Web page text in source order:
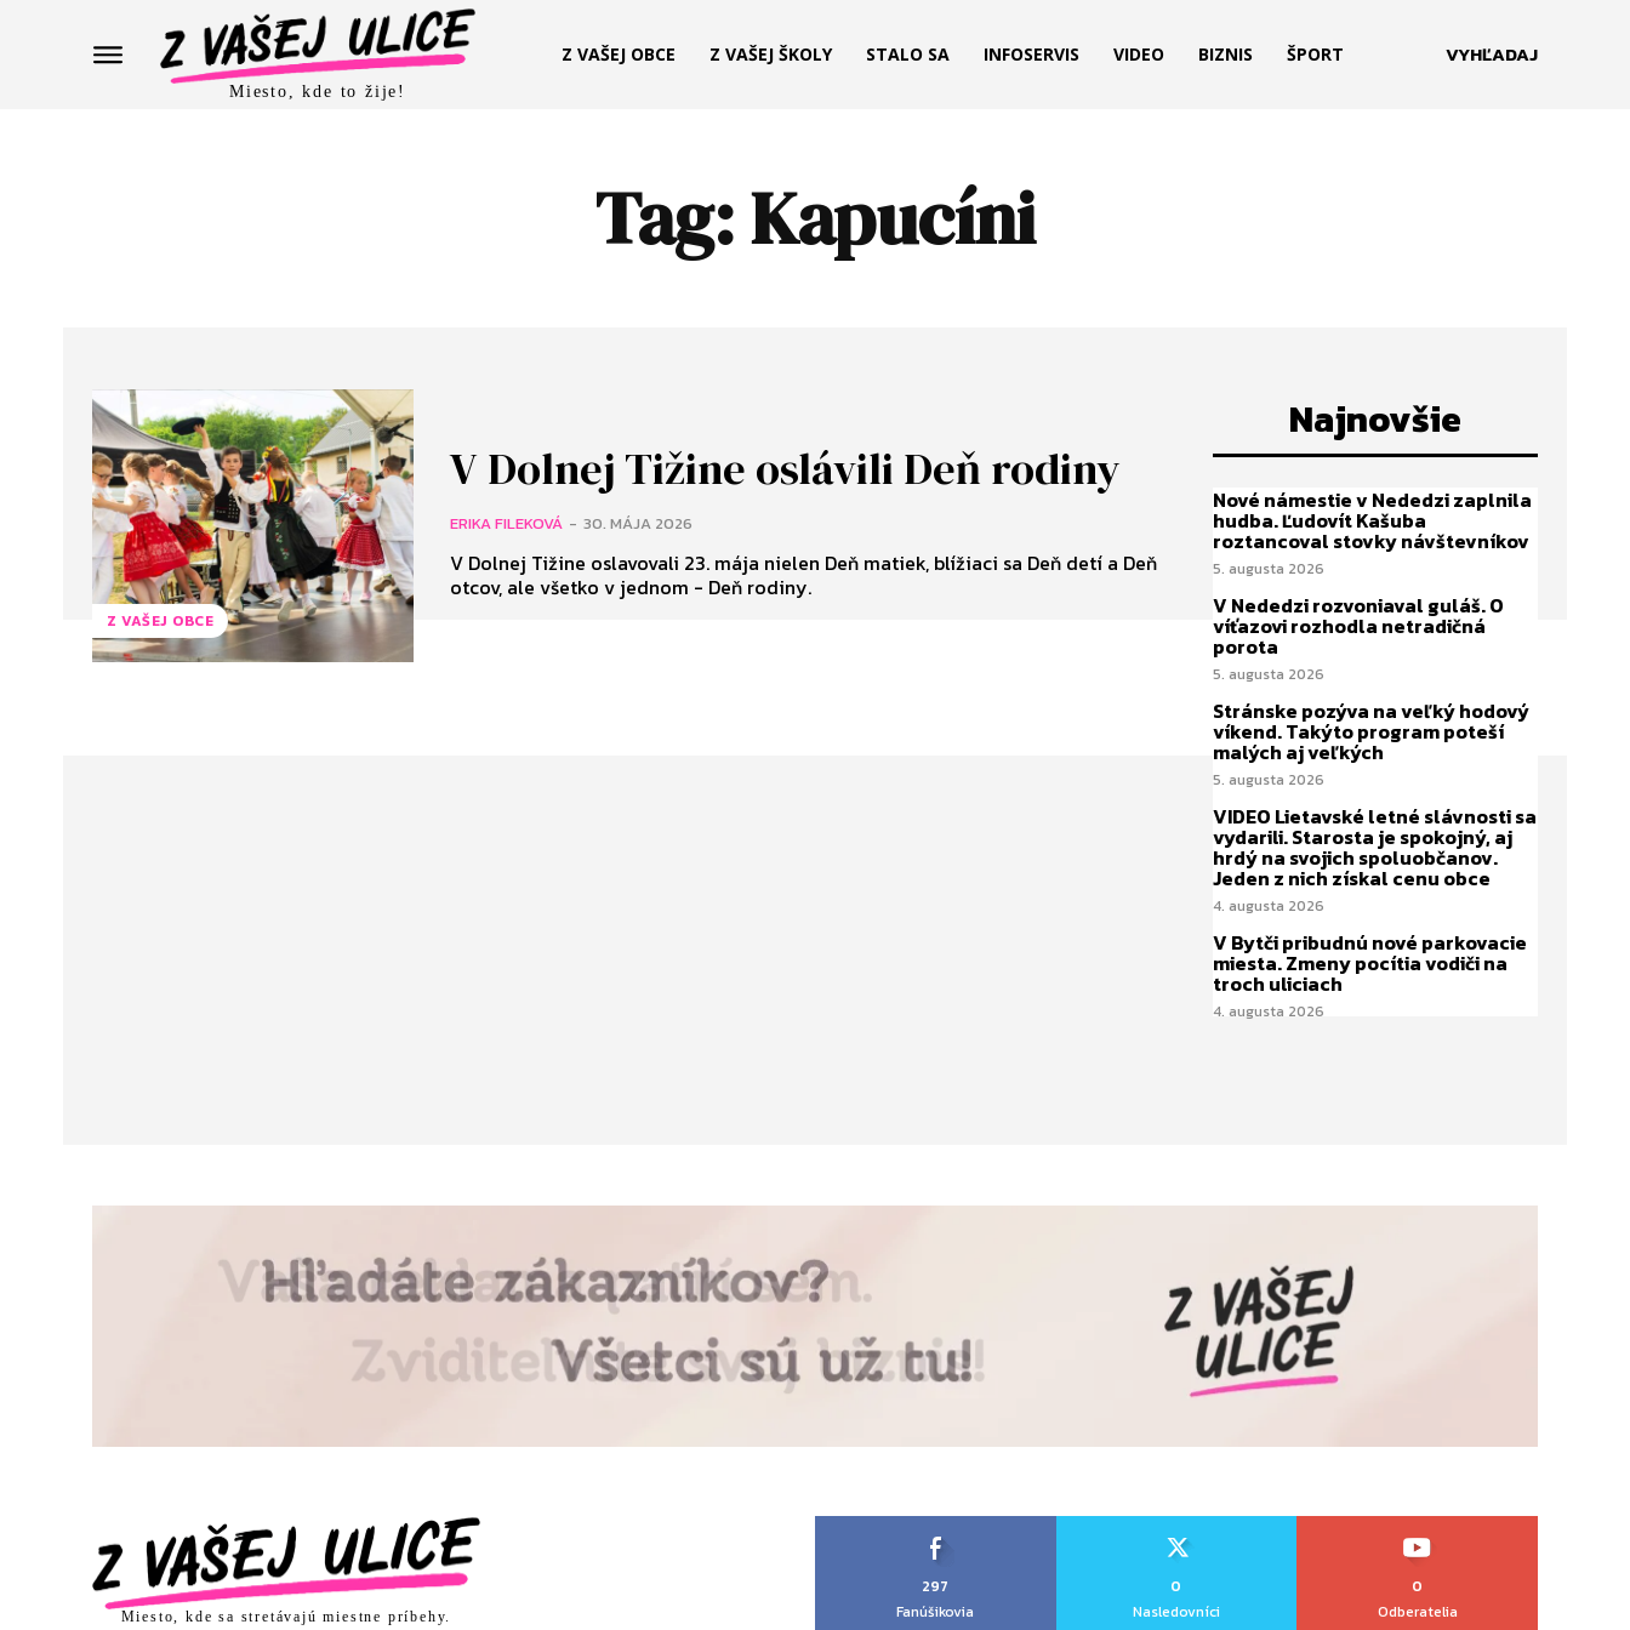
Miesto, kde to žije!
Z VAŠEJ OBCE Z VAŠEJ ŠKOLY STALO SA INFOSERVIS VIDEO BIZNIS ŠPORT VYHĽADAJ
Tag:Kapucíni
Z VAŠEJ OBCE
V Dolnej Tižine oslávili Deň rodiny
ERIKA FILEKOVÁ - 30. MÁJA 2026
V Dolnej Tižine oslavovali 23. mája nielen Deň matiek, blížiaci sa Deň detí a Deň
otcov, ale všetko v jednom - Deň rodiny.
Najnovšie
Nové námestie v Nededzi zaplnila
hudba. Ľudovít Kašuba
roztancoval stovky návštevníkov
5. augusta 2026
V Nededzi rozvoniaval guláš. O
víťazovi rozhodla netradičná
porota
5. augusta 2026
Stránske pozýva na veľký hodový
víkend. Takýto program poteší
malých aj veľkých
5. augusta 2026
VIDEO Lietavské letné slávnosti sa
vydarili. Starosta je spokojný, aj
hrdý na svojich spoluobčanov.
Jeden z nich získal cenu obce
4. augusta 2026
V Bytči pribudnú nové parkovacie
miesta. Zmeny pocítia vodiči na
troch uliciach
4. augusta 2026
Miesto, kde sa stretávajú miestne príbehy.
297
Fanúšikovia
0
Nasledovníci
0
Odberatelia